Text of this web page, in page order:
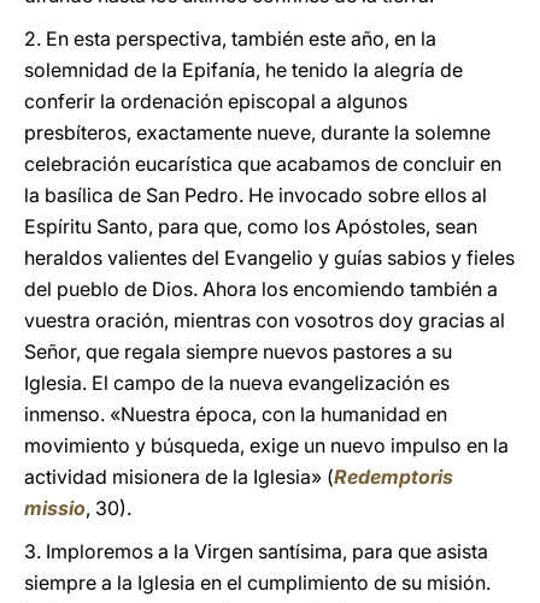
2. En esta perspectiva, también este año, en la
solemnidad de la Epifanía, he tenido la alegría de
conferir la ordenación episcopal a algunos
presbíteros, exactamente nueve, durante la solemne
celebración eucarística que acabamos de concluir en
la basílica de San Pedro. He invocado sobre ellos al
Espíritu Santo, para que, como los Apóstoles, sean
heraldos valientes del Evangelio y guías sabios y fieles
del pueblo de Dios. Ahora los encomiendo también a
vuestra oración, mientras con vosotros doy gracias al
Señor, que regala siempre nuevos pastores a su
Iglesia. El campo de la nueva evangelización es
inmenso. «Nuestra época, con la humanidad en
movimiento y búsqueda, exige un nuevo impulso en la
actividad misionera de la Iglesia» (Redemptoris
missio, 30).
3. Imploremos a la Virgen santísima, para que asista
siempre a la Iglesia en el cumplimiento de su misión.